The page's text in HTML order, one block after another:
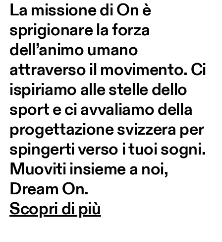
La missione di On è
sprigionare la forza
dell’animo umano
attraverso il movimento. Ci
ispiriamo alle stelle dello
sport e ci avvaliamo della
progettazione svizzera per
spingerti verso i tuoi sogni.
Muoviti insieme a noi,
Dream On.
Scopri di più